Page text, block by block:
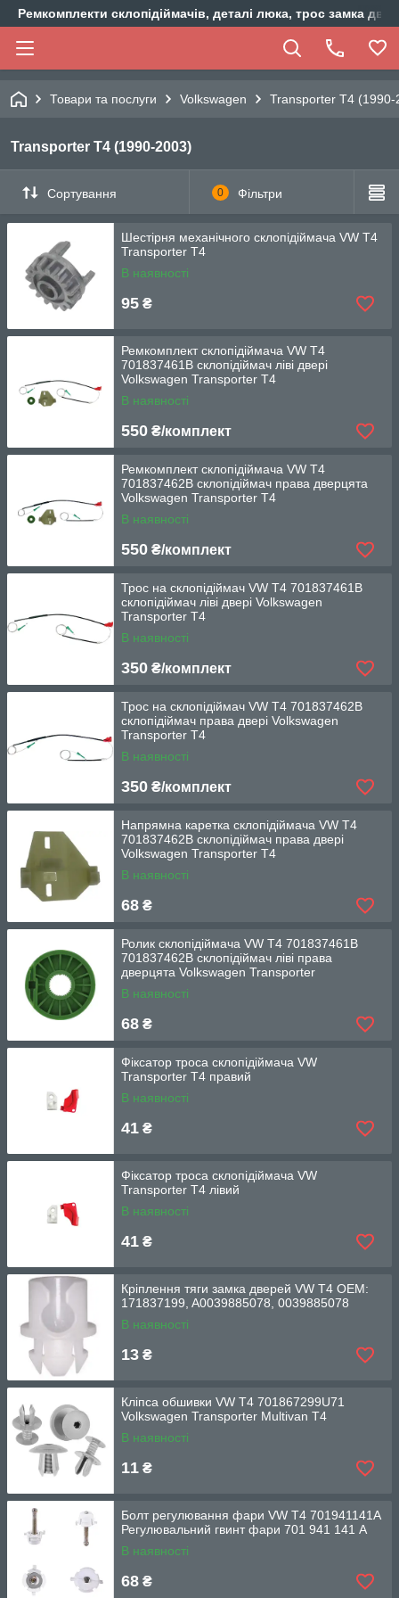
Ремкомплекти склопідіймачів, деталі люка, трос замка
Товари та послуги Volkswagen Transporter T4 (1990-
Transporter T4 (1990-2003)
Сортування 0 Фільтри
Шестірня механічного склопідіймача VW T4
Transporter T4
В наявності
95 ₴
Ремкомплект склопідіймача VW T4
701837461B склопідіймач ліві двері
Volkswagen Transporter T4
В наявності
550 ₴/комплект
Ремкомплект склопідіймача VW T4
701837462B склопідіймач права дверцята
Volkswagen Transporter T4
В наявності
550 ₴/комплект
Трос на склопідіймач VW T4 701837461B
склопідіймач ліві двері Volkswagen
Transporter T4
В наявності
350 ₴/комплект
Трос на склопідіймач VW T4 701837462B
склопідіймач права двері Volkswagen
Transporter T4
В наявності
350 ₴/комплект
Напрямна каретка склопідіймача VW T4
701837462B склопідіймач права двері
Volkswagen Transporter T4
В наявності
68 ₴
Ролик склопідіймача VW T4 701837461B
701837462B склопідіймач ліві права
дверцята Volkswagen Transporter
В наявності
68 ₴
Фіксатор троса склопідіймача VW
Transporter T4 правий
В наявності
41 ₴
Фіксатор троса склопідіймача VW
Transporter T4 лівий
В наявності
41 ₴
Кріплення тяги замка дверей VW T4 OEM:
171837199, A0039885078, 0039885078
В наявності
13 ₴
Кліпса обшивки VW T4 701867299U71
Volkswagen Transporter Multivan T4
В наявності
11 ₴
Болт регулювання фари VW T4 701941141A
Регулювальний гвинт фари 701 941 141 A
В наявності
68 ₴